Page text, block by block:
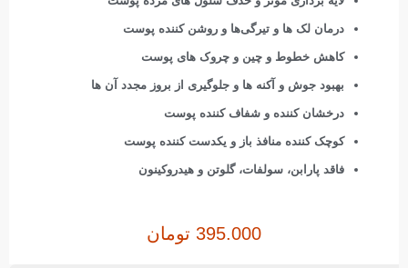
درمان لک ها و تیرگی‌ها و روشن کننده پوست
کاهش خطوط و چین و چروک های پوست
بهبود جوش و آکنه ها و جلوگیری از بروز مجدد آن ها
درخشان کننده و شفاف کننده پوست
کوچک کننده منافذ باز و یکدست کننده پوست
فاقد پارابن، سولفات، گلوتن و هیدروکینون
395.000 تومان